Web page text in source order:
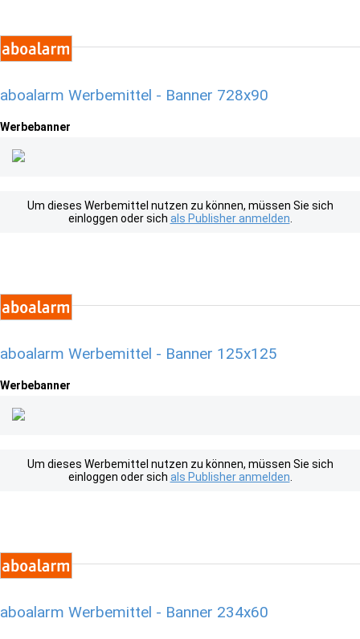
aboalarm Werbemittel - Banner 728x90
Werbebanner
Um dieses Werbemittel nutzen zu können, müssen Sie sich
einloggen oder sich als Publisher anmelden
aboalarm Werbemittel - Banner 125x125
Werbebanner
Um dieses Werbemittel nutzen zu können, müssen Sie sich
einloggen oder sich als Publisher anmelden
aboalarm Werbemittel - Banner 234x60